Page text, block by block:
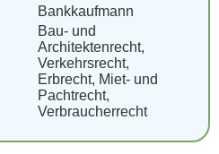
Bankkaufmann
Bau- und
Architektenrecht,
Verkehrsrecht,
Erbrecht, Miet- und
Pachtrecht,
Verbraucherrecht